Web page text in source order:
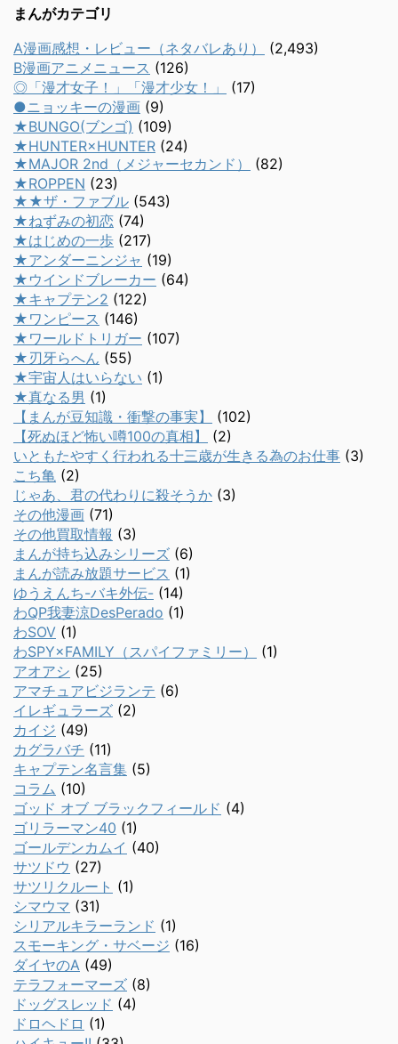
まんがカテゴリ
A漫画感想・レビュー（ネタバレあり）
(2,493)
B漫画アニメニュース (126)
◎「漫才女子！」「漫才少女！」
(17)
●ニョッキーの漫画 (9)
★BUNGO(ブンゴ) (109)
★HUNTER×HUNTER (24)
★MAJOR 2nd（メジャーセカンド）
(82)
★ROPPEN (23)
★★ザ・ファブル (543)
★ねずみの初恋 (74)
★はじめの一歩 (217)
★アンダーニンジャ (19)
★ウインドブレーカー (64)
★キャプテン2 (122)
★ワンピース (146)
★ワールドトリガー (107)
★刃牙らへん (55)
★宇宙人はいらない (1)
★真なる男 (1)
【まんが豆知識・衝撃の事実】
(102)
【死ぬほど怖い噂100の真相】
(2)
いともたやすく行われる十三歳が生きる為のお仕事 (3)
こち亀 (2)
じゃあ、君の代わりに殺そうか (3)
その他漫画 (71)
その他買取情報 (3)
まんが持ち込みシリーズ (6)
まんが読み放題サービス (1)
ゆうえんち-バキ外伝- (14)
わQP我妻涼DesPerado (1)
わSOV (1)
わSPY×FAMILY（スパイファミリー）
(1)
アオアシ (25)
アマチュアビジランテ (6)
イレギュラーズ (2)
カイジ (49)
カグラバチ (11)
キャプテン名言集 (5)
コラム (10)
ゴッド オブ ブラックフィールド (4)
ゴリラーマン40 (1)
ゴールデンカムイ (40)
サツドウ (27)
サツリクルート (1)
シマウマ (31)
シリアルキラーランド (1)
スモーキング・サベージ (16)
ダイヤのA (49)
テラフォーマーズ (8)
ドッグスレッド (4)
ドロヘドロ (1)